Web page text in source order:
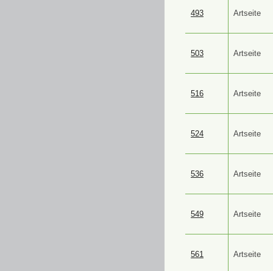
493 Artseite
503 Artseite
516 Artseite
524 Artseite
536 Artseite
549 Artseite
561 Artseite